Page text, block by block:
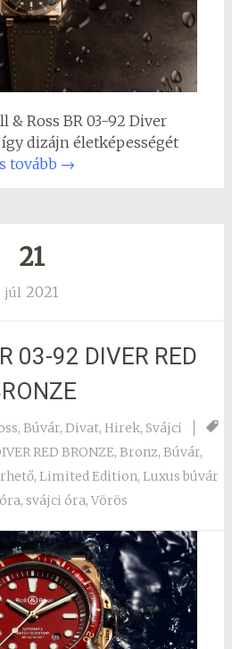
& Ross BR 03-92 Diver
dizájn életképességét
tovább →
21
júl 2021
03-92 DIVER RED
, Búvár, Divat, Hirek, Svájci
RED BRONZE,Bronz,Búvár,
, Limited Edition, Luxus búvár
,svájci óra,Vörös